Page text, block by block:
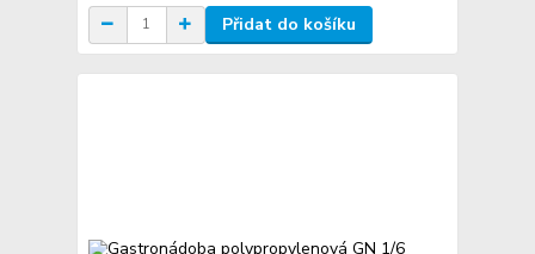
Přidat do košíku